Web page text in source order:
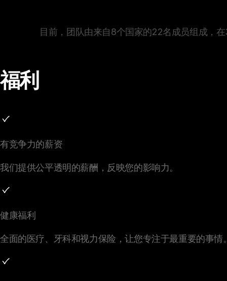
目前，团队由来自8个国家的22名成员组成，
福利
有竞争力的薪资
我们提供公平透明的薪酬，反映您的影响力。
健康福利
全面的医疗、牙科和视力保险，让您专注于最重要的事情